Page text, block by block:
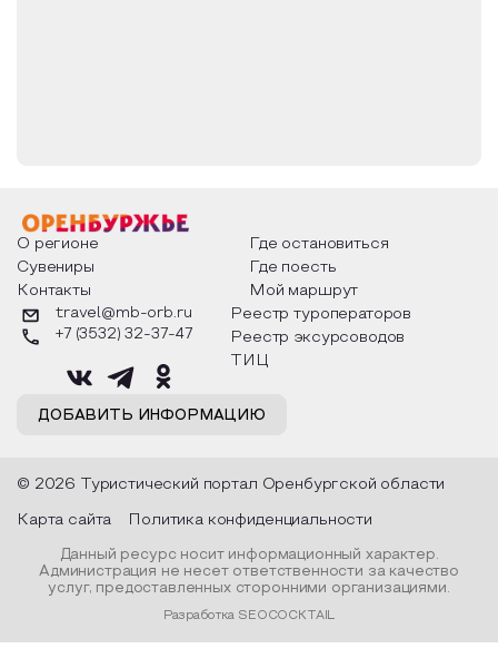
О регионе
Где остановиться
Сувениры
Где поесть
Контакты
Мой маршрут
ДОБАВИТЬ ИНФОРМАЦИЮ
travel@mb-orb.ru
+7 (3532) 32-37-47
Реестр туроператоров
Реестр эксурсоводов
ТИЦ
© 2026 Туристический портал Оренбургской области
Карта сайта Политика конфиденциальности
Данный ресурс носит информационный характер.
Администрация не несет ответственности за качество
услуг, предоставленных сторонними организациями.
Разработка SEOCOCKTAIL